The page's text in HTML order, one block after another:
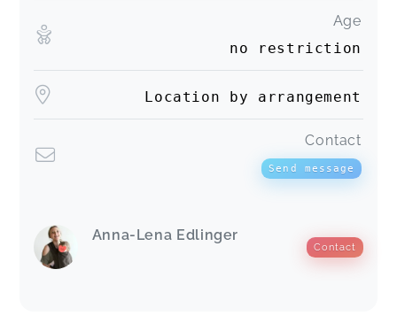
Age
no restriction
Location by arrangement
Contact
Send message
Anna-Lena Edlinger
Contact